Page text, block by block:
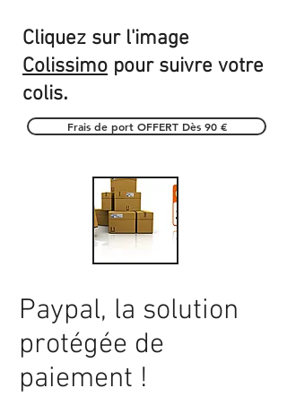
Cliquez sur l'image
Colissimo pour suivre votre
colis.
Frais de port OFFERT Dès 90 €
Paypal, la solution
protégée de
paiement !